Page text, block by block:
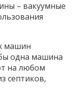
– вакуумные
машин
одна машина
на любом
септиков,